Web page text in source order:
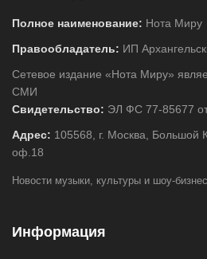
Полное наименование: Нота Миру
Правообладатель: ИП
Сетевое издание «Нота Миру»
СМИ
Свидетельство: ЭЛ ФС 77-85677
Адрес: 105568, г. Москва, Большой
оф.18
Новости музыки, культуры и шоу-
Информация